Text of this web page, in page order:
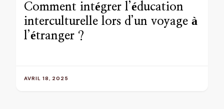
Comment intégrer l’éducation
interculturelle lors d’un voyage à
l’étranger ?
AVRIL 18, 2025